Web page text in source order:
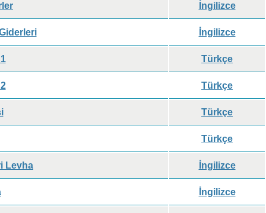
İngilizce
İngilizce
Türkçe
Türkçe
Türkçe
Türkçe
Levha İngilizce
İngilizce